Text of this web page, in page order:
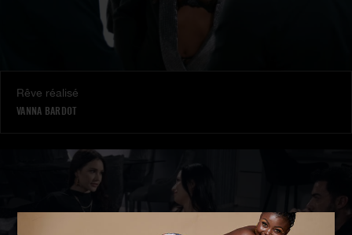
Rêve réalisé
VANNA BARDOT